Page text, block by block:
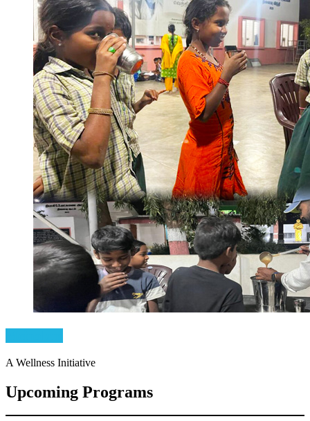
A Wellness Initiative
Upcoming Programs